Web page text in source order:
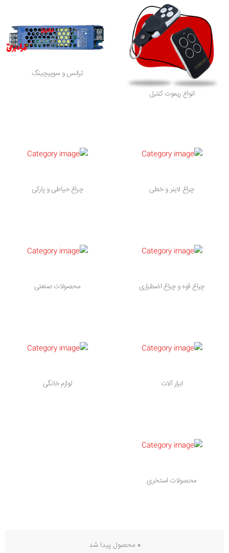
انواع ریموت کنترل
ترانس و سوییچینگ
چراغ لاینر و خطی چراغ حیاطی و پارکی
چراغ قوه و چراغ اضطراری محصولات صنعتی
ابزار آلات لوازم خانگی
محصولات استخری
0 محصول پیدا شد